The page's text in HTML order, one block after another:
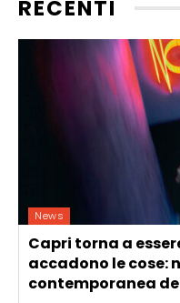
RECENTI
News
Capri torna a
accadono le cose:
contemporanea